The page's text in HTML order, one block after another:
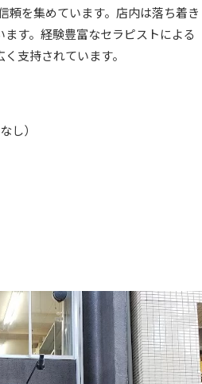
頼を集めています。店内は落ち着き
す。経験豊富なセラピストによる
支持されています。
し）